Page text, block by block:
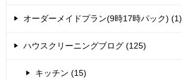
オーダーメイドプラン(9時17時パック) (1)
ハウスクリーニングブログ (125)
キッチン (15)